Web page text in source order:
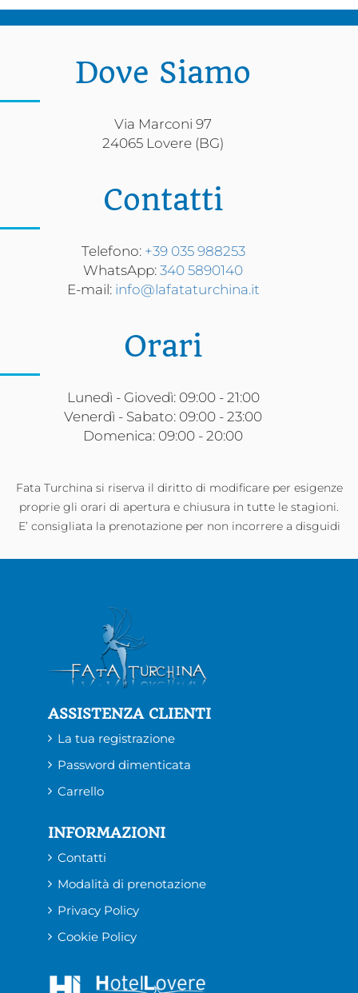
Dove Siamo
Via Marconi 97
24065 Lovere (BG)
Contatti
Telefono: +39 035 988253
WhatsApp: 340 5890140
E-mail: info@lafataturchina.it
Orari
Lunedì - Giovedì: 09:00 - 21:00
Venerdì - Sabato: 09:00 - 23:00
Domenica: 09:00 - 20:00
Fata Turchina si riserva il diritto di modificare per esigenze
proprie gli orari di apertura e chiusura in tutte le stagioni.
E’ consigliata la prenotazione per non incorrere a disguidi
ASSISTENZA CLIENTI
La tua registrazione
Password dimenticata
Carrello
INFORMAZIONI
Contatti
Modalità di prenotazione
Privacy Policy
Cookie Policy